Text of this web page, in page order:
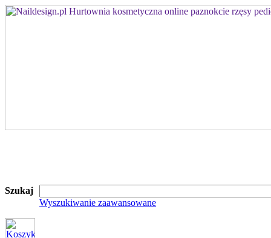
Szukaj
Wyszukiwanie zaawansowane